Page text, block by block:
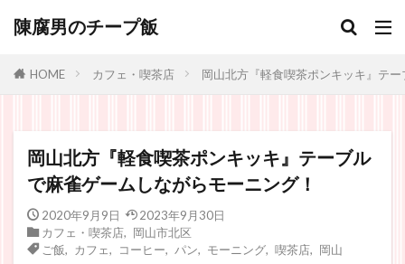
陳腐男のチープ飯
HOME カフェ・喫茶店 岡山北方『軽食喫茶ポンキッキ』テ
岡山北方『軽食喫茶ポンキッキ』テーブル
で麻雀ゲームしながらモーニング！
2020年9月9日
2023年9月30日
カフェ・喫茶店,
岡山市北区
ご飯
カフェ コーヒー パン モーニング, 喫茶店, 岡山